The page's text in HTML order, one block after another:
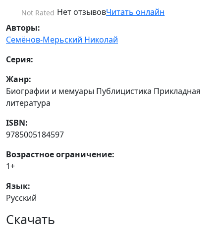
Not Rated Нет отзывовЧитать онлайн
Авторы:
Семёнов-Мерьский Николай
Серия:
Жанр:
Биографии и мемуары Публицистика Прикладная
литература
ISBN:
9785005184597
Возрастное ограничение:
1+
Язык:
Русский
Скачать